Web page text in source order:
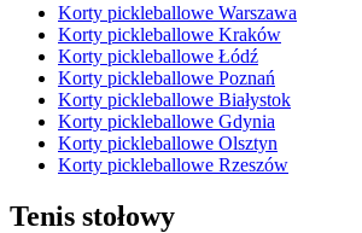
Korty pickleballowe Warszawa
Korty pickleballowe Kraków
Korty pickleballowe Łódź
Korty pickleballowe Poznań
Korty pickleballowe Białystok
Korty pickleballowe Gdynia
Korty pickleballowe Olsztyn
Korty pickleballowe Rzeszów
Tenis stołowy